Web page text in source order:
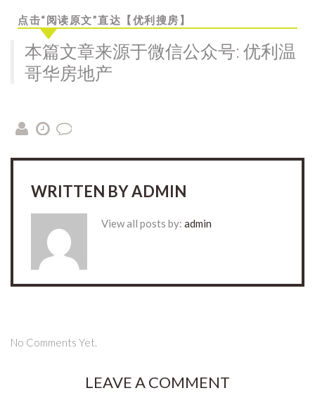
点击“阅读原文”直达【优利搜房】
本篇文章来源于微信公众号: 优利温
哥华房地产
WRITTEN BYADMIN
View all posts by: admin
No Comments Yet.
LEAVE A COMMENT